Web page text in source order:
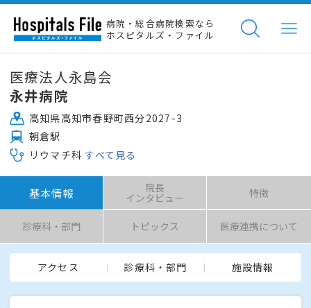
病院・総合病院検索なら
ホスピタルズ・ファイル
医療法人永島会
永井病院
高知県高知市春野町西分2027-3
朝倉駅
リウマチ科 すべて見る
基本情報 院長
インタビュー 特徴
診療科・部門 トピックス 医療連携について
アクセス 診療科・部門 施設情報